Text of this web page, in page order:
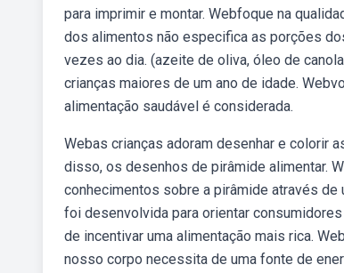
para imprimir e montar. Webfoque na
dos alimentos não especifica as porções
vezes ao dia. (azeite de oliva, óleo de
crianças maiores de um ano de idade.
alimentação saudável é considerada.
Webas crianças adoram desenhar e colorir
disso, os desenhos de pirâmide alimentar.
conhecimentos sobre a pirâmide através
foi desenvolvida para orientar
de incentivar uma alimentação mais rica.
nosso corpo necessita de uma fonte de